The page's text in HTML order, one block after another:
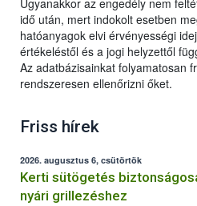
Ugyanakkor az engedély nem
idő után, mert indokolt esetben
hatóanyagok elvi érvényességi
értékeléstől és a jogi helyzettől
Az adatbázisainkat folyamatosan
rendszeresen ellenőrizni őket.
Friss hírek
2026. augusztus 6, csütörtök
Kerti sütögetés
nyári grillezéshez